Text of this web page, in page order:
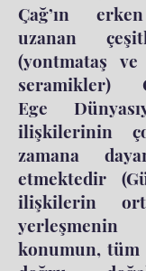
Çağ’ın
uzanan
(yontmataş
seramikler)
Ege
ilişkilerinin
zamana
etmektedir
ilişkilerin
konumun, tüm